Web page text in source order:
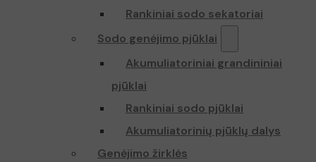
Rankiniai sodo sekatoriai
Sodo genėjimo pjūklai
Akumuliatoriniai grandininiai
pjūklai
Rankiniai sodo pjūklai
Akumuliatorinių pjūklų dalys
Genėjimo žirklės